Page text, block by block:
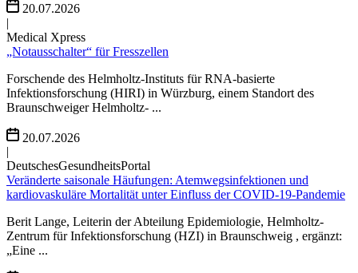
20.07.2026
|
Medical Xpress
„Notausschalter“ für Fresszellen
Forschende des Helmholtz-Instituts für RNA-basierte
Infektionsforschung (HIRI) in Würzburg, einem Standort des
Braunschweiger Helmholtz- ...
20.07.2026
DeutschesGesundheitsPortal
Veränderte saisonale Häufungen: Atemwegsinfektionen und
kardiovaskuläre Mortalität unter Einfluss der COVID-19-Pandemie
Berit Lange, Leiterin der Abteilung Epidemiologie, Helmholtz-
Zentrum für Infektionsforschung (HZI) in Braunschweig , ergänzt:
„Eine ...